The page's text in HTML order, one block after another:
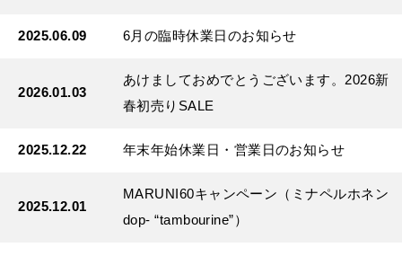
2025.06.09 6月の臨時休業日のお知らせ
2026.01.03
あけましておめでとうございます。2026新
春初売りSALE
2025.12.22 年末年始休業日・営業日のお知らせ
2025.12.01
MARUNI60キャンペーン（ミナペルホネン
dop- “tambourine”）